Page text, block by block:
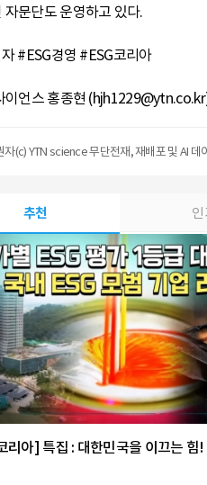
자문단도 운영하고 있다.
#ESG경영 #ESG코리아
이언스 홍종현
자(c) YTN science 무단전재, 재배포 및 AI 데
추천 인
리아] 특집 : 대한민국을 이끄는 힘!